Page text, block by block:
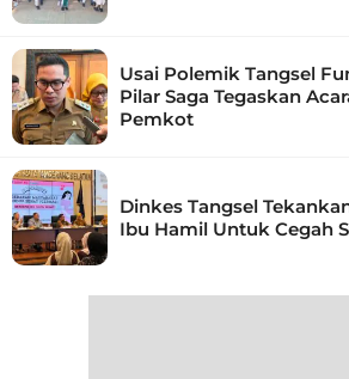
Usai Polemik Tangsel
Pilar Saga Tegaskan
Pemkot
Dinkes Tangsel
Ibu Hamil Untuk Cegah